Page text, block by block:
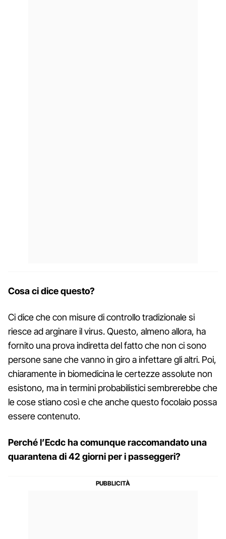
Cosa ci dice questo?
Ci dice che con misure di controllo tradizionale si
riesce ad arginare il virus. Questo, almeno allora, ha
fornito una prova indiretta del fatto che non ci sono
persone sane che vanno in giro a infettare gli altri. Poi,
chiaramente in biomedicina le certezze assolute non
esistono, ma in termini probabilistici sembrerebbe che
le cose stiano così e che anche questo focolaio possa
essere contenuto.
Perché l’Ecdc ha comunque raccomandato una
quarantena di 42 giorni per i passeggeri?